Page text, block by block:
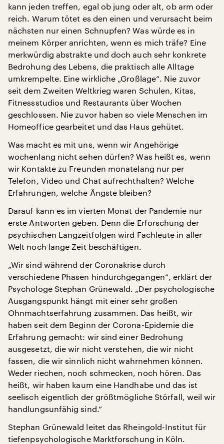
kann jeden treffen, egal ob jung oder alt, ob arm oder
reich. Warum tötet es den einen und verursacht beim
nächsten nur einen Schnupfen? Was würde es in
meinem Körper anrichten, wenn es mich träfe? Eine
merkwürdig abstrakte und doch auch sehr konkrete
Bedrohung des Lebens, die praktisch alle Alltage
umkrempelte. Eine wirkliche „Großlage“. Nie zuvor
seit dem Zweiten Weltkrieg waren Schulen, Kitas,
Fitnessstudios und Restaurants über Wochen
geschlossen. Nie zuvor haben so viele Menschen im
Homeoffice gearbeitet und das Haus gehütet.
Was macht es mit uns, wenn wir Angehörige
wochenlang nicht sehen dürfen? Was heißt es, wenn
wir Kontakte zu Freunden monatelang nur per
Telefon, Video und Chat aufrechthalten? Welche
Erfahrungen, welche Ängste bleiben?
Darauf kann es im vierten Monat der Pandemie nur
erste Antworten geben. Denn die Erforschung der
psychischen Langzeitfolgen wird Fachleute in aller
Welt noch lange Zeit beschäftigen.
„Wir sind während der Coronakrise durch
verschiedene Phasen hindurchgegangen“, erklärt der
Psychologe Stephan Grünewald. „Der psychologische
Ausgangspunkt hängt mit einer sehr großen
Ohnmachtserfahrung zusammen. Das heißt, wir
haben seit dem Beginn der Corona-Epidemie die
Erfahrung gemacht: wir sind einer Bedrohung
ausgesetzt, die wir nicht verstehen, die wir nicht
fassen, die wir sinnlich nicht wahrnehmen können.
Weder riechen, noch schmecken, noch hören. Das
heißt, wir haben kaum eine Handhabe und das ist
seelisch eigentlich der größtmögliche Störfall, weil wir
handlungsunfähig sind.“
Stephan Grünewald leitet das Rheingold-Institut für
tiefenpsychologische Marktforschung in Köln.